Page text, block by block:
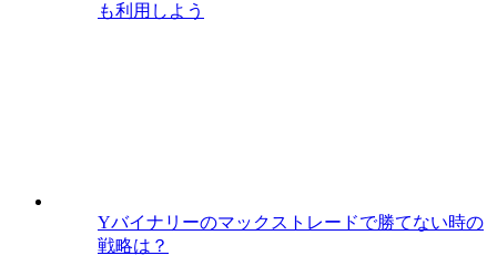
も利用しよう
Yバイナリーのマックストレードで勝てない時の
戦略は？